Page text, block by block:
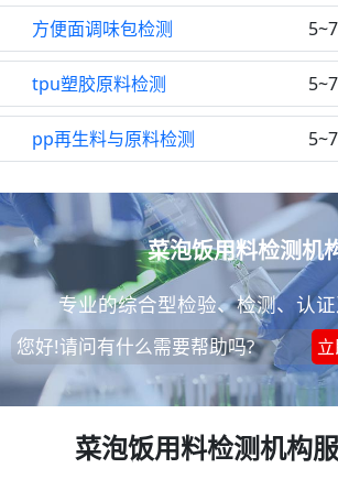
方便面调味包检测
tpu塑胶原料检测
pp再生料与原料检测
菜泡饭用料检测机
专业的综合型检验、检测、认
您好!请问有什么需要帮助吗?
菜泡饭用料检测机构